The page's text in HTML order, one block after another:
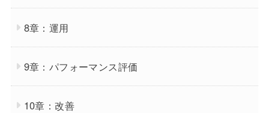
8章：運用
9章：パフォーマンス評価
10章：改善